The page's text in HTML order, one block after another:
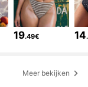
19.49€ 14
Meer bekijken